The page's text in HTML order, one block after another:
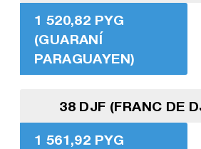
1 520,82 PYG
(GUARANÍ
PARAGUAYEN)
38 DJF (FRANC DE
1 561,92 PYG